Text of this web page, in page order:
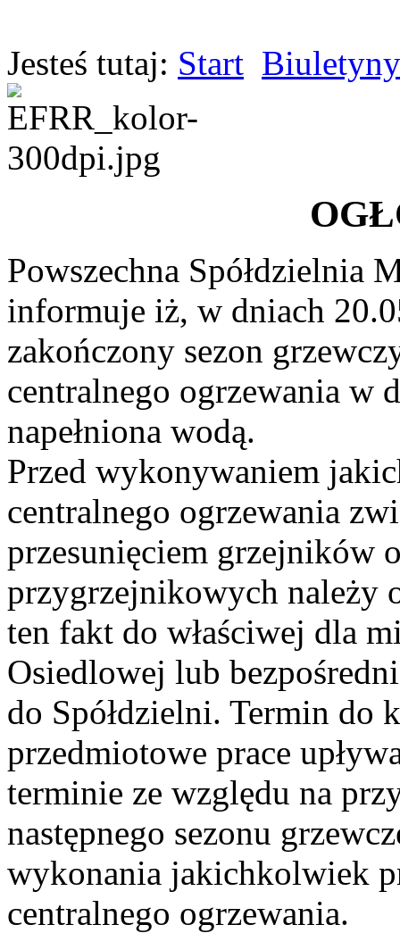
Jesteś tutaj: Start Biuletyny
Powszechna Spółdzielnia
informuje iż, w dniach
zakończony sezon
centralnego ogrzewania w
napełniona wodą.
Przed wykonywaniem
centralnego ogrzewania
przesunięciem grzejników
przygrzejnikowych należy
ten fakt do właściwej dla
Osiedlowej lub
do Spółdzielni. Termin do
przedmiotowe prace
terminie ze względu na
następnego sezonu
wykonania jakichkolwiek
centralnego ogrzewania.